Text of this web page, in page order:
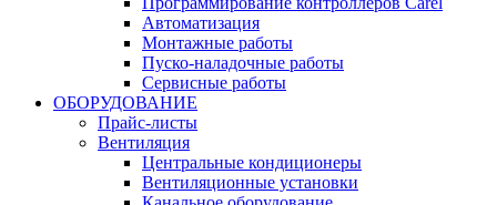
Автоматизация
Монтажные работы
Пуско-наладочные работы
Сервисные работы
ОБОРУДОВАНИЕ
Прайс-листы
Вентиляция
Центральные кондиционеры
Вентиляционные установки